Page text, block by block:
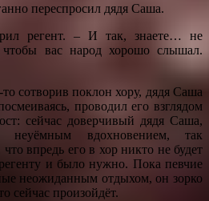
переспросил дядя Саша.
регент. – И так, знаете… не
чтобы вас народ хорошо слышал.
сотворив поклон хору, дядя Саша
проводил его взглядом
сейчас доверчивый дядя Саша,
неуёмным вдохновением, так
впредь его в хор никто не будет
и было нужно. Пока певчие
неожиданным отдыхом, он зорко
сейчас произойдёт.